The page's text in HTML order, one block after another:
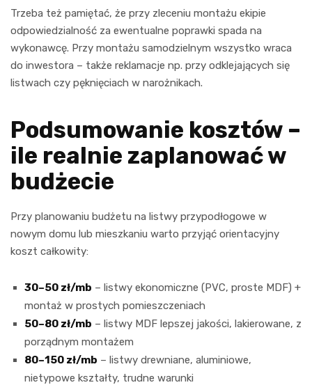
Trzeba też pamiętać, że przy zleceniu montażu ekipie
odpowiedzialność za ewentualne poprawki spada na
wykonawcę. Przy montażu samodzielnym wszystko wraca
do inwestora – także reklamacje np. przy odklejających się
listwach czy pęknięciach w narożnikach.
Podsumowanie kosztów –
ile realnie zaplanować w
budżecie
Przy planowaniu budżetu na listwy przypodłogowe w
nowym domu lub mieszkaniu warto przyjąć orientacyjny
koszt całkowity:
30–50 zł/mb – listwy ekonomiczne (PVC, proste MDF) +
montaż w prostych pomieszczeniach
50–80 zł/mb – listwy MDF lepszej jakości, lakierowane, z
porządnym montażem
80–150 zł/mb – listwy drewniane, aluminiowe,
nietypowe kształty, trudne warunki